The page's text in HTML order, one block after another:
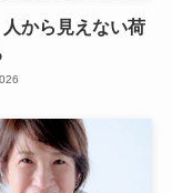
人から見えない荷